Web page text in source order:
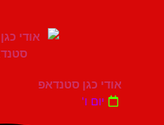
אודי כגן סטנדאפ
יום ו'